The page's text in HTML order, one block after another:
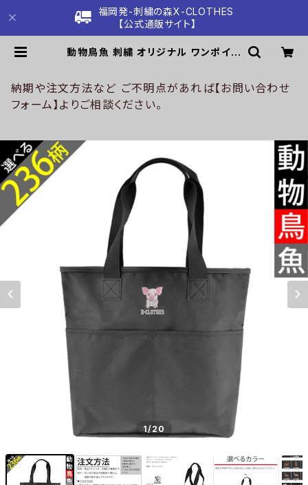
福岡発-刺繍の森X-CLOTHES
【公式通販サイト】
動物鳥魚 刺繍 オリジナル ワンポイン
おしゃれ プレゼント 馬 鳥 インコ 文
鳥 パンダ 魚 動物 ori-a-bag52-b
06-s | 刺繍の森X-CLOTHES【公
納期や注文方法など ご不明点があれば【お問い合わせ
フォーム】よりご相談ください。
1/20